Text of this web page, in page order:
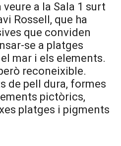
a la Sala 1 surt
Rossell, que ha
que conviden
se a platges
mar i els elements.
reconeixible.
de pell dura, formes
pictòrics,
platges i pigments